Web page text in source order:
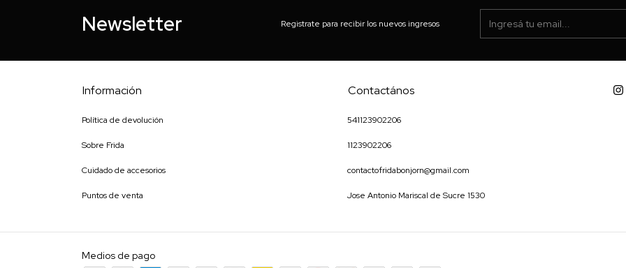
Newsletter Registrate para recibir los nuevos ingresos
Información
Política de devolución
Sobre Frida
Cuidado de accesorios
Puntos de venta
Contactános
541123902206
1123902206
contactofridabonjorn@gmail.com
Jose Antonio Mariscal de Sucre 1530
Medios de pago